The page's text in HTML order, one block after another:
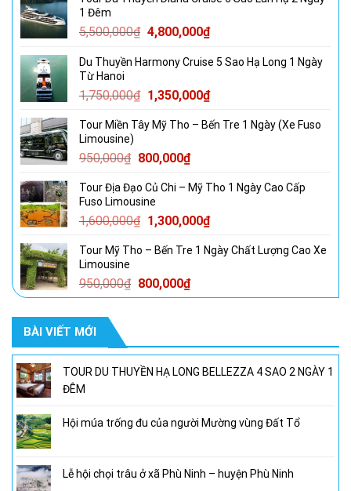
1 Đêm
5,500,000₫ Giá
là:
4,800,000₫Giá
tại
4,800,000₫.
Du Thuyền Harmony Cruise 5 Sao Hạ Long 1 Ngày
Từ Hanoi
1,750,000₫ Giá
là:
1,350,000₫Giá
tại
Tour Miền Tây Mỹ Tho – Bến Tre 1 Ngày (Xe Fuso
Limousine)
950,000₫ Giá
là:
950,000₫.
800,000₫Giá
tại
800,000₫.
Tour Địa Đạo Củ Chi – Mỹ Tho 1 Ngày Cao Cấp
Fuso Limousine
1,600,000₫ Giá
là:
1,300,000₫Giá
tại
Tour Mỹ Tho – Bến Tre 1 Ngày Chất Lượng Cao Xe
Limousine
950,000₫ Giá
gốc
800,000₫Giá
hiện
800,000₫.
BÀI VIẾT MỚI
TOUR DU THUYỀN HẠ LONG BELLEZZA 4 SAO 2 NGÀY 1
ĐÊM
Hội múa trống đu của người Mường vùng Đất Tổ
Lễ hội chọi trâu ở xã Phù Ninh – huyện Phù Ninh